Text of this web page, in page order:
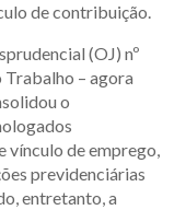
de contribuição.
(OJ) nº
– agora
o
vínculo de emprego,
previdenciárias
entretanto, a